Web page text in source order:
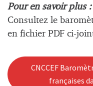
Pour en savoir plus :
Consultez le
en fichier PDF ci-
CNCCEF
françaises